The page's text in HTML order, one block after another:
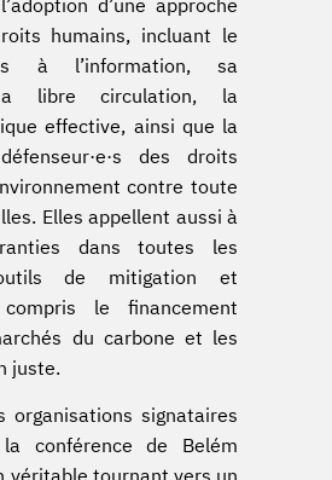
humains, incluant le
à l’information, sa
libre circulation, la
effective, ainsi que la
des droits
contre toute
Elles appellent aussi à
dans toutes les
de mitigation et
le financement
du carbone et les
juste.
organisations signataires
conférence de Belém